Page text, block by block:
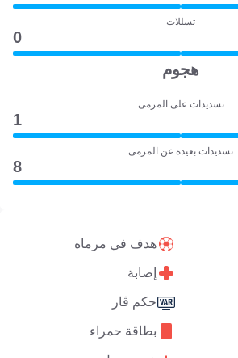
تسللات
0
هجوم
تسديدات على المرمى
1
تسديدات بعيدة عن المرمى
8
هدف في مرماه
إصابة
حكم ڤار
بطاقة حمراء